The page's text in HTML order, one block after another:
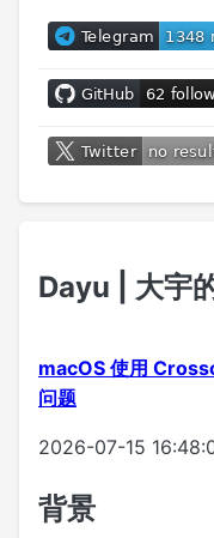
Dayu | 大宇
macOS 使用
问题
2026-07-15
背景